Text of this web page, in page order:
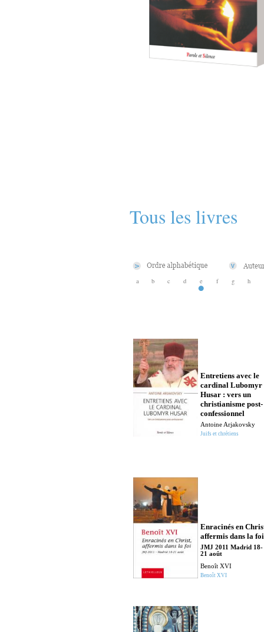
Tous les livres
a b c d e f g h
Entretiens avec le
cardinal Lubomyr
Husar : vers un
christianisme post-
confessionnel
Antoine Arjakovsky
Juifs et chrétiens
Enracinés en
affermis dans la foi
JMJ 2011 Madrid 18-
21 août
Benoît XVI
Benoît XVI